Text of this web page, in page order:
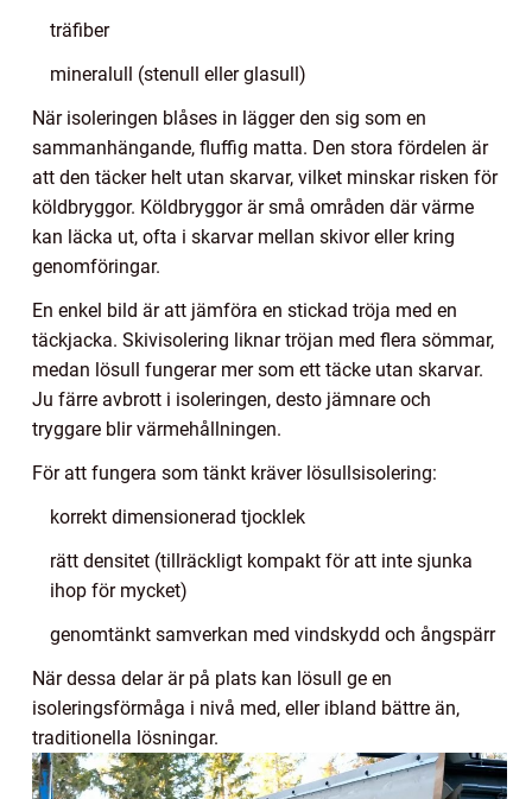
träfiber
mineralull (stenull eller glasull)
När isoleringen blåses in lägger den sig som en
sammanhängande, fluffig matta. Den stora fördelen är
att den täcker helt utan skarvar, vilket minskar risken för
köldbryggor. Köldbryggor är små områden där värme
kan läcka ut, ofta i skarvar mellan skivor eller kring
genomföringar.
En enkel bild är att jämföra en stickad tröja med en
täckjacka. Skivisolering liknar tröjan med flera sömmar,
medan lösull fungerar mer som ett täcke utan skarvar.
Ju färre avbrott i isoleringen, desto jämnare och
tryggare blir värmehållningen.
För att fungera som tänkt kräver lösullsisolering:
korrekt dimensionerad tjocklek
rätt densitet (tillräckligt kompakt för att inte sjunka
ihop för mycket)
genomtänkt samverkan med vindskydd och ångspärr
När dessa delar är på plats kan lösull ge en
isoleringsförmåga i nivå med, eller ibland bättre än,
traditionella lösningar.